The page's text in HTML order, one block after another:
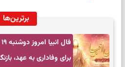
برترین‌ها
برای وفاداری به عهد،